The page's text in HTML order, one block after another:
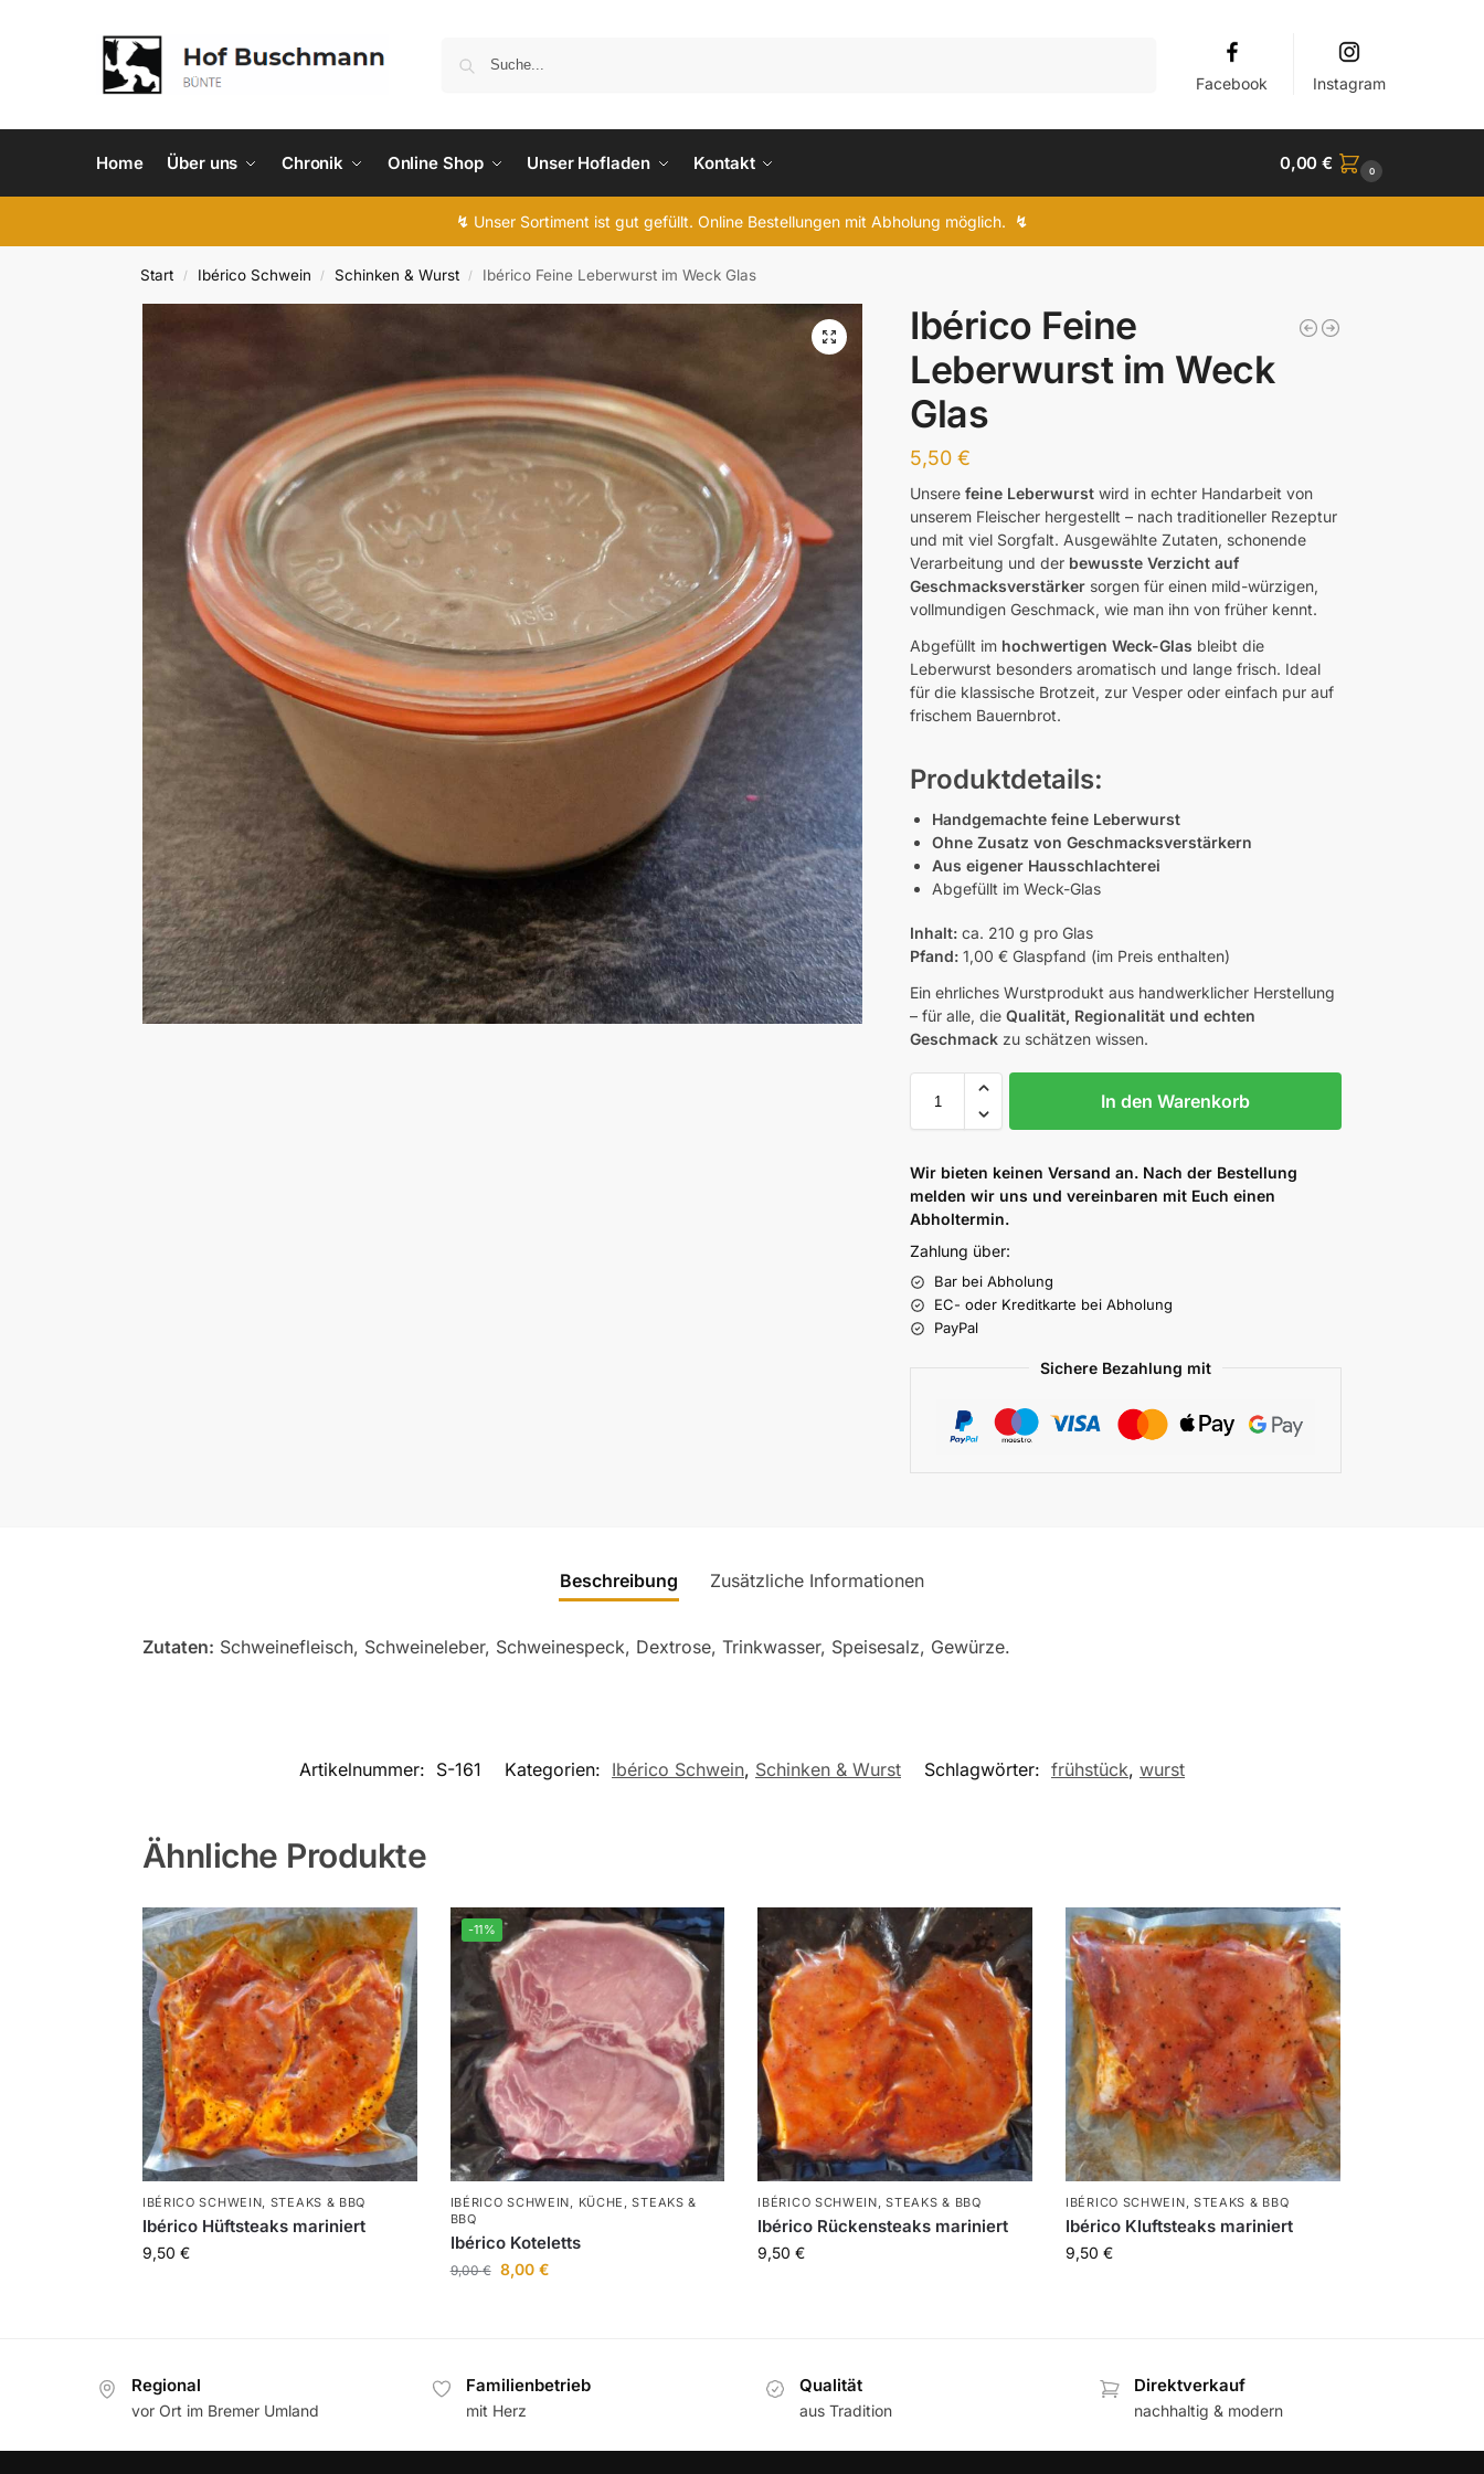
Facebook Instagram
Home Über uns Chronik Online Shop Unser Hofladen Kontakt 0,00€ 0
↯ Unser Sortiment ist gut gefüllt. Online Bestellungen mit Abholung möglich. ↯
Start / Ibérico Schwein / Schinken & Wurst / Ibérico Feine Leberwurst im Weck Glas
Ibérico Feine
Leberwurst im Weck
Glas
5,50€
Unserefeine Leberwurst wird in echter Handarbeit von
unserem Fleischer hergestellt – nach traditioneller Rezeptur
und mit viel Sorgfalt. Ausgewählte Zutaten, schonende
Verarbeitung und der bewusste Verzicht auf
Geschmacksverstärker sorgen für einen mild-würzigen,
vollmundigen Geschmack, wie man ihn von früher kennt.
Abgefüllt im hochwertigen Weck-Glas bleibt die
Leberwurst besonders aromatisch und lange frisch. Ideal
für die klassische Brotzeit, zur Vesper oder einfach pur auf
frischem Bauernbrot.
Produktdetails:
Handgemachte feine Leberwurst
Ohne Zusatz von Geschmacksverstärkern
Aus eigener Hausschlachterei
Abgefüllt im Weck-Glas
Inhalt: ca. 210 g pro Glas
Pfand: 1,00 € Glaspfand (im Preis enthalten)
Ein ehrliches Wurstprodukt aus handwerklicher Herstellung
– für alle, dieQualität, Regionalität und echten
Geschmack zu schätzen wissen.
In den Warenkorb
Wir bieten keinen Versand an. Nach der Bestellung
melden wir uns und vereinbaren mit Euch einen
Abholtermin.
Zahlung über:
Bar bei Abholung
EC- oder Kreditkarte bei Abholung
PayPal
Sichere Bezahlung mit
Beschreibung Zusätzliche Informationen
Zutaten: Schweinefleisch, Schweineleber, Schweinespeck, Dextrose, Trinkwasser, Speisesalz, Gewürze.
Artikelnummer: S-161 Kategorien: Ibérico Schwein, Schinken & Wurst Schlagwörter: frühstück, wurst
Ähnliche Produkte
IBÉRICO SCHWEIN, STEAKS & BBQ
Ibérico Hüftsteaks mariniert
9,50 €
-11%
IBÉRICO SCHWEIN, KÜCHE ,STEAKS &
BBQ
Ibérico Koteletts
9,00€ 8,00 €
IBÉRICO SCHWEIN,STEAKS & BBQ
Ibérico Rückensteaks mariniert
9,50€
IBÉRICO SCHWEIN, STEAKS & BBQ
Ibérico Kluftsteaks mariniert
9,50€
Regional
vor Ort im Bremer Umland
Familienbetrieb
mit Herz
Qualität
aus Tradition
Direktverkauf
nachhaltig & modern